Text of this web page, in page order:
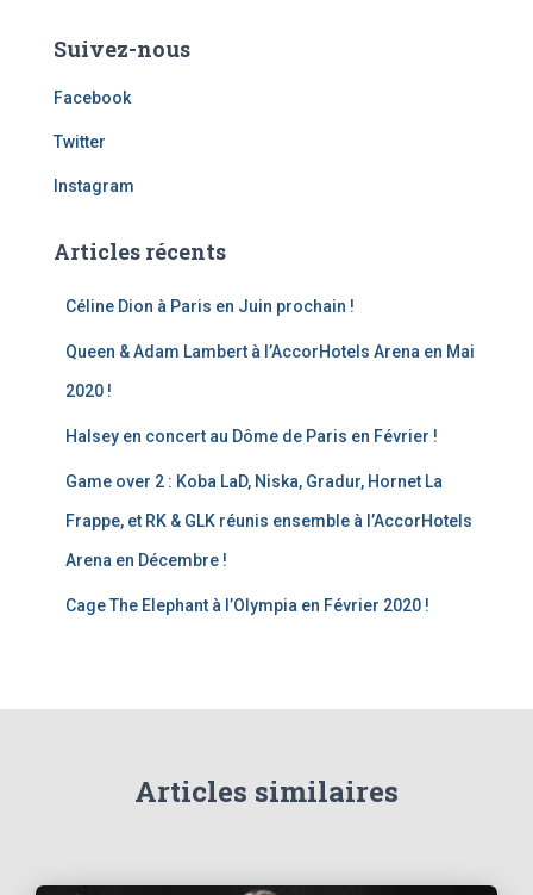
Suivez-nous
Facebook
Twitter
Instagram
Articles récents
Céline Dion à Paris en Juin prochain !
Queen & Adam Lambert à l’AccorHotels Arena en Mai
2020 !
Halsey en concert au Dôme de Paris en Février !
Game over 2 : Koba LaD, Niska, Gradur, Hornet La
Frappe, et RK & GLK réunis ensemble à l’AccorHotels
Arena en Décembre !
Cage The Elephant à l’Olympia en Février 2020 !
Articles similaires